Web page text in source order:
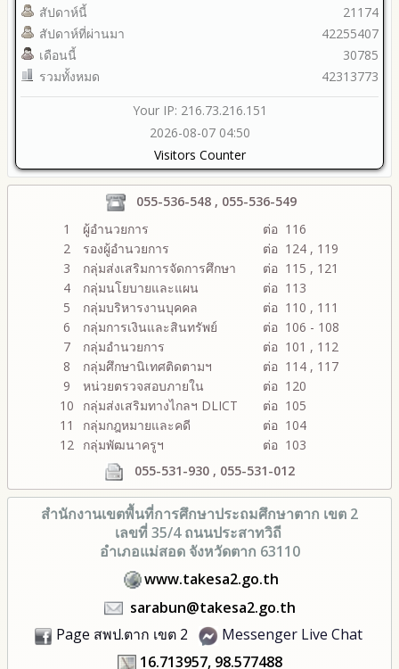
สัปดาห์นี้
สัปดาห์ที่ผ่านมา
เดือนนี้
รวมทั้งหมด
21174
42255407
30785
42313773
Your IP: 216.73.216.151
2026-08-07 04:50
Visitors Counter
055-536-548 , 055-536-549
1
ผู้อำนวยการ
ต่อ 116
2
รองผู้อำนวยการ
ต่อ 124 , 119
3
กลุ่มส่งเสริมการจัดการศึกษา
ต่อ 115 , 121
4
กลุ่มนโยบายและแผน
ต่อ 113
5
กลุ่มบริหารงานบุคคล
ต่อ 110 , 111
6
กลุ่มการเงินและสินทรัพย์
ต่อ 106 - 108
7
กลุ่มอำนวยการ
ต่อ 101 , 112
8
กลุ่มศึกษานิเทศติดตามฯ
ต่อ 114 , 117
9
หน่วยตรวจสอบภายใน
ต่อ 120
10
กลุ่มส่งเสริมทางไกลฯ DLICT
ต่อ 105
11
กลุ่มกฎหมายและคดี
ต่อ 104
12 กลุ่มพัฒนาครูฯ
ต่อ 103
055-531-930 , 055-531-012
สำนักงานเขตพื้นที่การศึกษาประถมศึกษาตาก เขต 2
เลขที่ 35/4 ถนนประสาทวิถี
อำเภอแม่สอด จังหวัดตาก 63110
www.takesa2.go.th
sarabun@takesa2.go.th
Page สพป.ตาก เขต 2
Messenger Live Chat
16.713957, 98.577488